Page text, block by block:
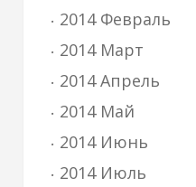
2014 Февраль
2014 Март
2014 Апрель
2014 Май
2014 Июнь
2014 Июль